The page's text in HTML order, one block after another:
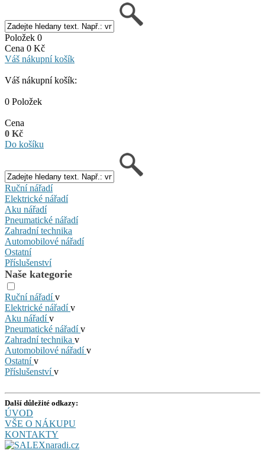
Položek 0
Cena 0 Kč
Váš nákupní košík
Váš nákupní košík:
0 Položek
Cena
0 Kč
Do košíku
Ruční nářadí
Elektrické nářadí
Aku nářadí
Pneumatické nářadí
Zahradní technika
Automobilové nářadí
Ostatní
Příslušenství
Naše kategorie
Ruční nářadív
Elektrické nářadív
Aku nářadív
Pneumatické nářadív
Zahradní technika v
Automobilové nářadív
Ostatnív
Příslušenstvív
Další důležité odkazy:
ÚVOD
VŠE O NÁKUPU
KONTAKTY